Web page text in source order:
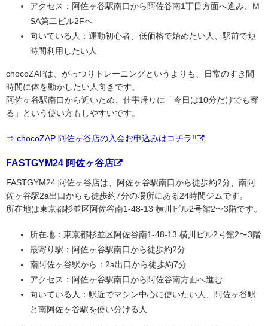
アクセス：阿佐ヶ谷駅南口から阿佐谷南1丁目方面へ進み、M
SA第二ビル2Fへ
向いている人：運動初心者、低価格で始めたい人、駅前で短
時間利用したい人
chocoZAPは、がっつりトレーニングというよりも、日常のすき間
時間に体を動かしたい人向きです。
阿佐ヶ谷駅南口から近いため、仕事帰りに「今日は10分だけでも寄
る」という使い方もしやすいです。
⇒ chocoZAP 阿佐ヶ谷店の入会お申込みはコチラ!!
FASTGYM24 阿佐ヶ谷店
FASTGYM24 阿佐ヶ谷店は、阿佐ヶ谷駅南口から徒歩約2分、南阿
佐ヶ谷駅2a出口からも徒歩約7分の場所にある24時間ジムです。
所在地は東京都杉並区阿佐谷南1-48-13 横川ビル2号館2〜3階です。
所在地：東京都杉並区阿佐谷南1-48-13 横川ビル2号館2〜3階
最寄り駅：阿佐ヶ谷駅南口から徒歩約2分
南阿佐ヶ谷駅から：2a出口から徒歩約7分
アクセス：阿佐ヶ谷駅南口から阿佐谷南方面へ進む
向いている人：駅近でマシン中心に使いたい人、阿佐ヶ谷駅
と南阿佐ヶ谷駅を使い分ける人